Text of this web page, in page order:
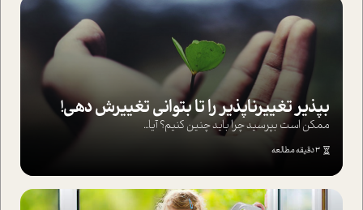
بپذير تغييرناپذير را تا بتواني تغييرش دهي!‏
ممکن است بپرسيد چرا بايد چنين کنيم؟ آيا...
3 دقیقه مطالعه